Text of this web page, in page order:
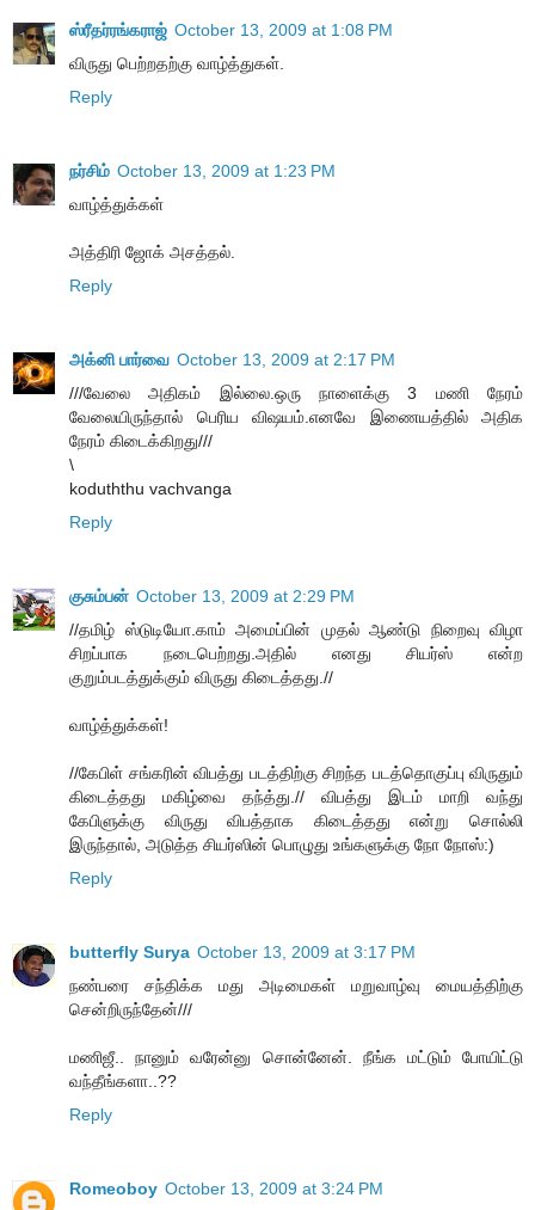
ஸ்ரீதர்ரங்கராஜ் October 13, 2009 at 1:08 PM
விருது பெற்றதற்கு வாழ்த்துகள்.
Reply
நர்சிம் October 13, 2009 at 1:23 PM
வாழ்த்துக்கள்
அத்திரி ஜோக் அசத்தல்.
Reply
அக்னி பார்வை October 13, 2009 at 2:17 PM
///வேலை அதிகம் இல்லை.ஒரு நாளைக்கு 3 மணி நேரம்
வேலையிருந்தால் பெரிய விஷயம்.எனவே இணையத்தில் அதிக
நேரம் கிடைக்கிறது///
\
koduththu vachvanga
Reply
குசும்பன் October 13, 2009 at 2:29 PM
//தமிழ் ஸ்டுடியோ.காம் அமைப்பின் முதல் ஆண்டு நிறைவு விழா
சிறப்பாக நடைபெற்றது.அதில் எனது சியர்ஸ் என்ற
குறும்படத்துக்கும் விருது கிடைத்தது.//
வாழ்த்துக்கள்!
//கேபிள் சங்கரின் விபத்து படத்திற்கு சிறந்த படத்தொகுப்பு விருதும்
கிடைத்தது மகிழ்வை தந்த்து.// விபத்து இடம் மாறி வந்து
கேபிளுக்கு விருது விபத்தாக கிடைத்தது என்று சொல்லி
இருந்தால், அடுத்த சியர்ஸின் பொழுது உங்களுக்கு நோ நோஸ்:)
Reply
butterfly Surya October 13, 2009 at 3:17 PM
நண்பரை சந்திக்க மது அடிமைகள் மறுவாழ்வு மையத்திற்கு
சென்றிருந்தேன்///
மணிஜீ.. நானும் வரேன்னு சொன்னேன். நீங்க மட்டும் போயிட்டு
வந்தீங்களா..??
Reply
Romeoboy October 13, 2009 at 3:24 PM